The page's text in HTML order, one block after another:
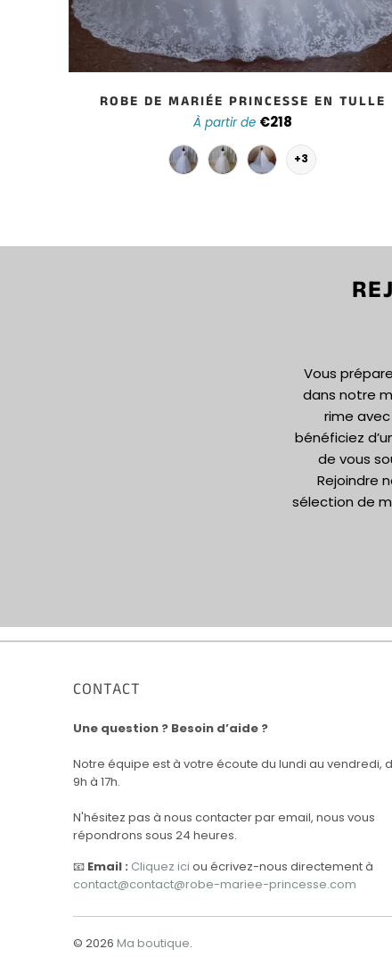
ROBE DE MARIÉE PRINCESSE EN TULLE
À partir de €218
+3
Vous
dans notre
rime
bénéficiez
de vous
Rejoindre
sélection de
CONTACT
Une question ? Besoin d’aide ?
Notre équipe est à votre écoute du lundi au vendredi,
9h à 17h.
N'hésitez pas à nous contacter par email, nous vous
répondrons sous 24 heures.
📧 Email : Cliquez ici ou écrivez-nous directement à
contact@contact@robe-mariee-princesse.com
© 2026 Ma boutique.